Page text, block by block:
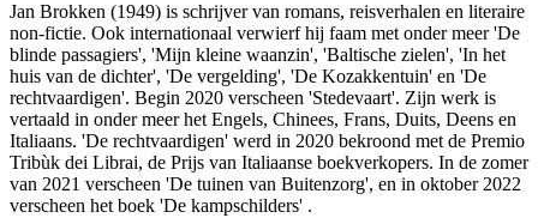
Jan Brokken (1949) is schrijver van romans, reisverhalen en literaire
non-fictie. Ook internationaal verwierf hij faam met onder meer 'De
blinde passagiers', 'Mijn kleine waanzin', 'Baltische zielen', 'In het
huis van de dichter', 'De vergelding', 'De Kozakkentuin' en 'De
rechtvaardigen'. Begin 2020 verscheen 'Stedevaart'. Zijn werk is
vertaald in onder meer het Engels, Chinees, Frans, Duits, Deens en
Italiaans. 'De rechtvaardigen' werd in 2020 bekroond met de Premio
Tribùk dei Librai, de Prijs van Italiaanse boekverkopers. In de zomer
van 2021 verscheen 'De tuinen van Buitenzorg', en in oktober 2022
verscheen het boek 'De kampschilders' .